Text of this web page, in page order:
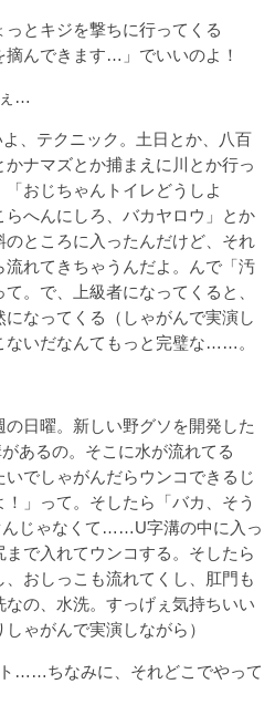
とキジを撃ちに行ってくる
んできます…」でいいのよ！
…
、テクニック。土日とか、八百
ナマズとか捕まえに川とか行っ
おじちゃんトイレどうしよ
へんにしろ、バカヤロウ」とか
ところに入ったんだけど、それ
れてきちゃうんだよ。んで「汚
。で、上級者になってくると、
なってくる（しゃがんで実演し
いだなんてもっと完璧な……。
日曜。新しい野グソを開発した
あるの。そこに水が流れてる
でしゃがんだらウンコできるじ
」って。そしたら「バカ、そう
んじゃなくて……U字溝の中に入っ
で入れてウンコする。そしたら
おしっこも流れてくし、肛門も
の、水洗。すっげぇ気持ちいい
ゃがんで実演しながら）
……ちなみに、それどこでやって